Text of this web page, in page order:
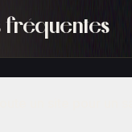
fréquentes